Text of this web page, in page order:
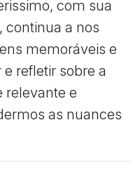
com sua
continua a nos
memoráveis e
refletir sobre a
relevante e
as nuances